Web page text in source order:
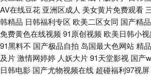
AV在线豆花 亚洲区成人 美女黄片免费观看
韩精品 日韩福利专区 欧美二区女同 国产精
免费黄色在线视频 91原创视频 欧美日韩小视
91黑料不 国产极品自拍 岛国最大色网站精
及片激情网婷婷 人妖大片91天堂影视 国产
日韩电影 国产尤物视频在线 超碰福利97视屏